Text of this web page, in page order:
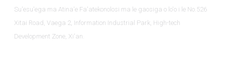
Su'esu'ega ma Atina'e Fa'atekonolosi ma le gaosiga o lo'o i le No.526
Xitai Road, Vaega 2, Information Industrial Park, High-tech
Development Zone, Xi'an.